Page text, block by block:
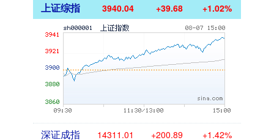
上证综指 3940.04 +39.68 +1.02%
深证成指 14311.01 +200.89 +1.42%